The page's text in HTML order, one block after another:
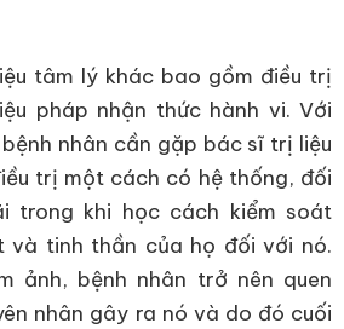
tâm lý khác bao gồm điều trị
pháp nhận thức hành vi. Với
nhân cần gặp bác sĩ trị liệu
trị một cách có hệ thống, đối
trong khi học cách kiểm soát
và tinh thần của họ đối với nó.
ảnh, bệnh nhân trở nên quen
nhân gây ra nó và do đó cuối